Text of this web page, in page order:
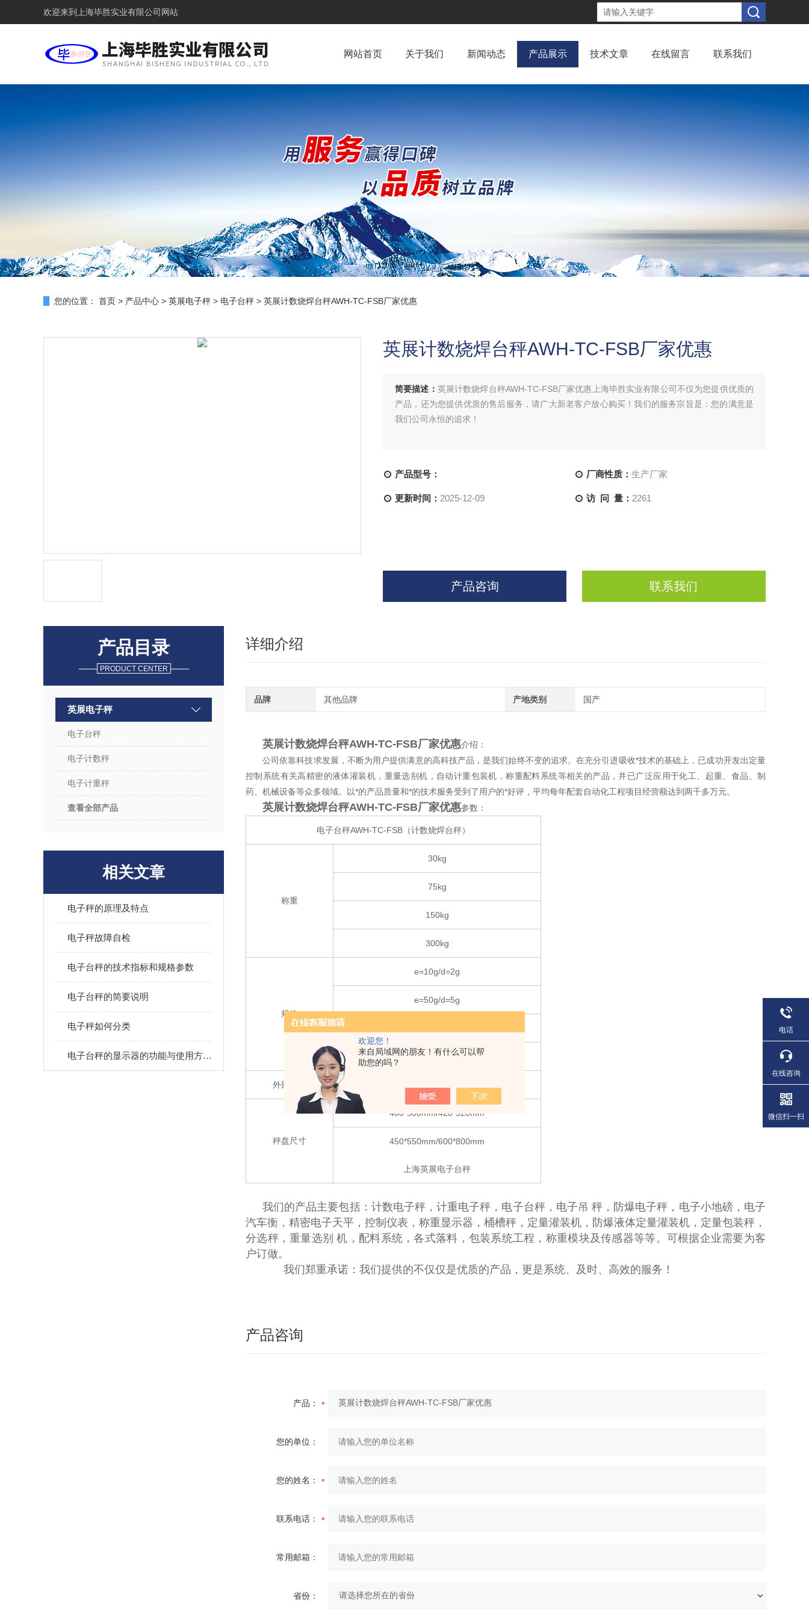
欢迎您！
来自局域网的朋友！有什么可以帮
助您的吗？
欢迎来到 上海毕胜实业有限公司网站
网站首页 关于我们 新闻动态 产品展示 技术文章 在线留言 联系我们
您的位置： 首页 > 产品中心 > 英展电子秤 > 电子台秤 > 英展计数烧焊台秤AWH-TC-FSB厂家优惠
英展计数烧焊台秤AWH-TC-FSB厂家优惠
简要描述： 英展计数烧焊台秤AWH-TC-FSB厂家优惠上海毕胜实业有限公司不仅为您提供优质的
产品，还为您提供优质的售后服务，请广大新老客户放心购买！我们的服务宗旨是：您的满意是
我们公司永恒的追求！
产品型号： 厂商性质： 生产厂家
更新时间： 2025-12-09 访 问 量： 2261
产品咨询 联系我们
产品目录
PRODUCT CENTER
英展电子秤
电子台秤
电子计数秤
电子计重秤
查看全部产品
相关文章
电子秤的原理及特点
电子秤故障自检
电子台秤的技术指标和规格参数
电子台秤的简要说明
电子秤如何分类
电子台秤的显示器的功能与使用方法？
详细介绍
品牌 其他品牌 产地类别 国产
英展计数烧焊台秤AWH-TC-FSB厂家优惠介绍：
公司依靠科技求发展，不断为用户提供满意的高科技产品，是我们始终不变的追求。在充分引进吸收*技术的基础上，已成功开发出定量
控制系统有关高精密的液体灌装机，重量选别机，自动计重包装机，称重配料系统等相关的产品，并已广泛应用于化工、起重、食品、制
药、机械设备等众多领域。以*的产品质量和*的技术服务受到了用户的*好评，平均每年配套自动化工程项目经营额达到两千多万元。
英展计数烧焊台秤AWH-TC-FSB厂家优惠参数：
电子台秤AWH-TC-FSB（计数烧焊台秤）
称重
30kg
75kg
150kg
300kg
规格
e=10g/d=2g
e=50g/d=5g
e=100g/d=20g
外部精度
秤盘尺寸
400*500mm/420*520mm
450*550mm/600*800mm
上海英展电子台秤
我们的产品主要包括：计数电子秤，计重电子秤，电子台秤，电子吊 秤，防爆电子秤，电子小地磅，电子
汽车衡，精密电子天平，控制仪表，称重显示器，桶槽秤，定量灌装机，防爆液体定量灌装机，定量包装秤，
分选秤，重量选别 机，配料系统，各式落料，包装系统工程，称重模块及传感器等等。可根据企业需要为客
户订做。
我们郑重承诺：我们提供的不仅仅是优质的产品，更是系统、及时、高效的服务！
产品咨询
产品：
您的单位：
您的姓名：
联系电话：
常用邮箱：
省份：
电话
在线咨询
微信扫一扫